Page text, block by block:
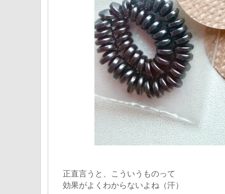
正直言うと、こういうものって
効果がよくわからないよね（汗）